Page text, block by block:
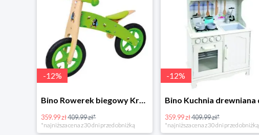
-12%
Bino Rowerek biegowy Krecik
359.99 zł409.99 zł*
*najniższa cena z 30 dni przed obniżką
-12%
359.99 zł409.99 zł*
*najniższa cena z 30 dni przed obniżką